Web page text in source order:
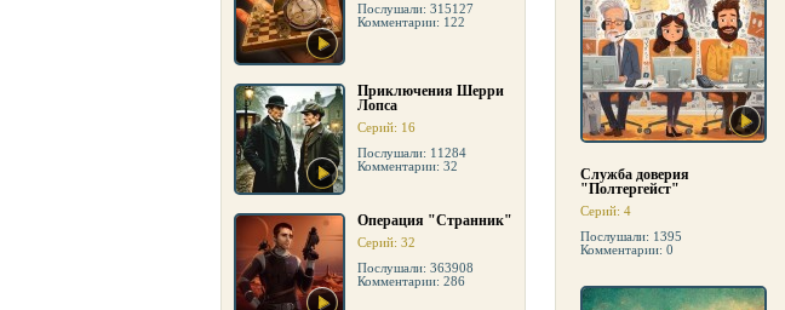
Послушали: 315127
Комментарии: 122
Приключения Шерри
Лопса
Серий: 16
Послушали: 11284
Комментарии: 32
Операция "Странник"
Серий: 32
Послушали: 363908
Комментарии: 286
Служба доверия
"Полтергейст"
Серий: 4
Послушали: 1395
Комментарии: 0